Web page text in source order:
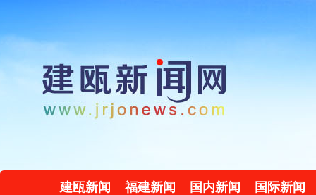
建瓯新闻 福建新闻 国内新闻 国际新闻